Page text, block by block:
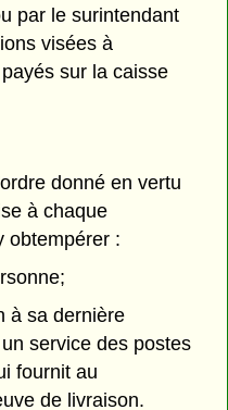
par le surintendant
visées à
sur la caisse
donné en vertu
à chaque
obtempérer :
à sa dernière
service des postes
fournit au
de livraison.